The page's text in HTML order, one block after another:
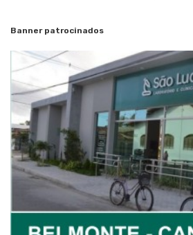
Banner patrocinados